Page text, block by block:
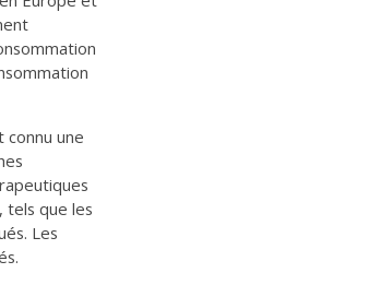
une
tels que les
Les